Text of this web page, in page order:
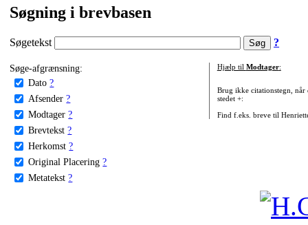
Søgning i brevbasen
Søgetekst ?
Søge-afgrænsning:
Dato ?
Afsender ?
Modtager ?
Brevtekst ?
Herkomst ?
Original Placering ?
Metatekst ?
Hjælp til Modtager:
Brug ikke citationstegn, når
stedet +:
Find f.eks. breve til